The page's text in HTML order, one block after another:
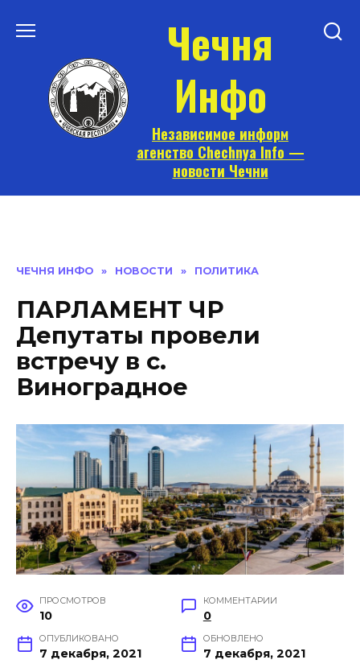
Чечня
Инфо
Независимое информ
агенство Chechnya Info —
новости Чечни
ЧЕЧНЯ ИНФО » НОВОСТИ » ПОЛИТИКА
ПАРЛАМЕНТ ЧР
Депутаты провели
встречу в с.
Виноградное
ПРОСМОТРОВ
10
КОММЕНТАРИИ
0
ОПУБЛИКОВАНО
7 декабря, 2021
ОБНОВЛЕНО
7 декабря, 2021